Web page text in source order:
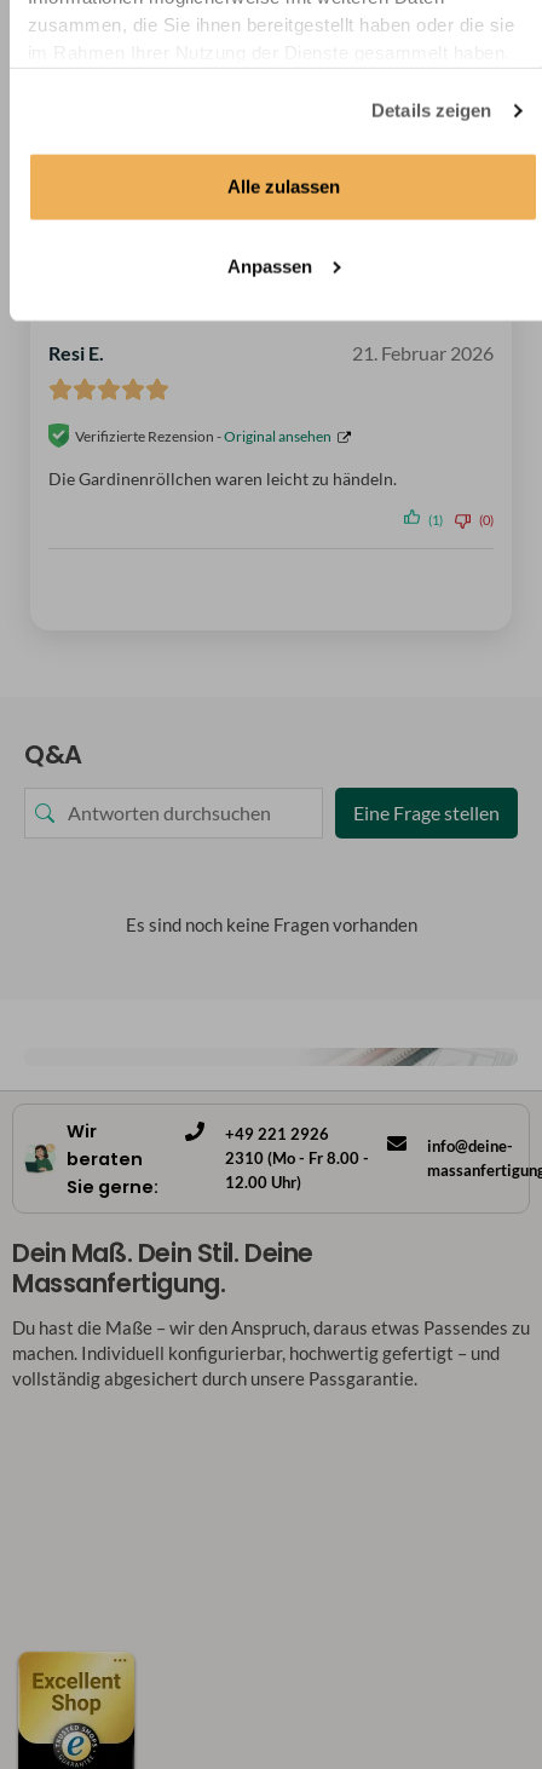
zusammen, die Sie ihnen bereitgestellt haben oder die sie
Details zeigen
Alle zulassen
Anpassen
Kathrin M. 7. Mai 2026
Resi E. 21. Februar 2026
Verifizierte Rezension -Original ansehen
Die Gardinenröllchen waren leicht zu händeln.
(1) (0)
Q&A
Eine Frage stellen
Es sind noch keine Fragen vorhanden
Wir
beraten
Sie gerne:
+49 221 2926
2310 (Mo - Fr 8.00 -
12.00 Uhr)
info@deine-
Dein Maß. Dein Stil. Deine
Massanfertigung.
Du hast die Maße – wir den Anspruch, daraus etwas Passendes zu
machen. Individuell konfigurierbar, hochwertig gefertigt – und
vollständig abgesichert durch unsere Passgarantie.